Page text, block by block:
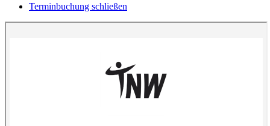
Terminbuchung schließen